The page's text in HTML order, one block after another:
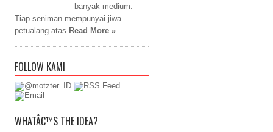
banyak medium.
Tiap seniman mempunyai jiwa
petualang atas Read More »
FOLLOW KAMI
WHATÂ€™S THE IDEA?